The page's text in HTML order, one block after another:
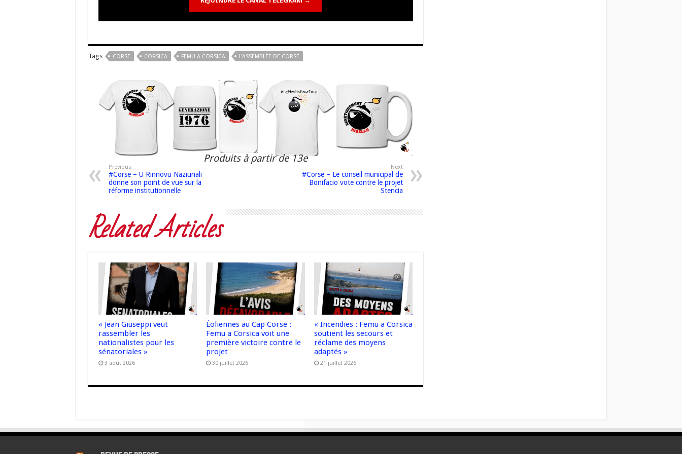
Tags CORSE CORSICA FEMU A CORSICA L'ASSEMBLÉE DE CORSE
Produits à partir de 13e
Previous
#Corse – U Rinnovu Naziunali
donne son point de vue sur la
réforme institutionnelle
Next
#Corse – Le conseil municipal de
Bonifacio vote contre le projet
Stencia
Related Articles
« Jean Giuseppi veut
rassembler les
nationalistes pour les
sénatoriales »
3 août 2026
Éoliennes au Cap Corse :
Femu a Corsica voit une
première victoire contre le
projet
30 juillet 2026
« Incendies : Femu a Corsica
soutient les secours et
réclame des moyens
adaptés »
21 juillet 2026